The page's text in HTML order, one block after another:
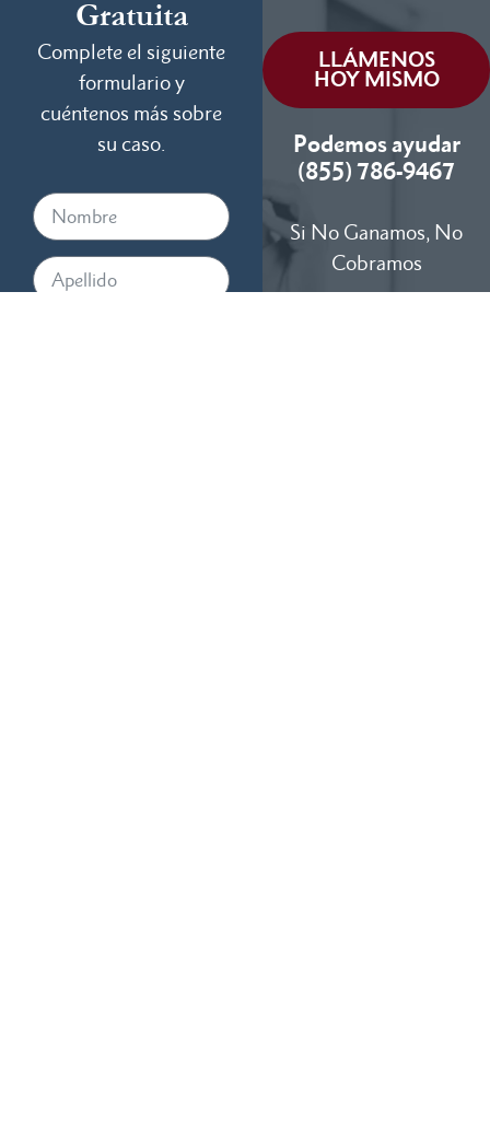
Gratuita
Complete el siguiente
formulario y
cuéntenos más sobre
su caso.
LLÁMENOS
HOY MISMO
Podemos ayudar
(855) 786-9467
Si No Ganamos, No
Cobramos